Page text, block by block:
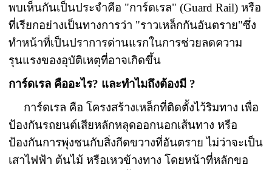
พบเห็นกันเป็นประจำคือ "การ์ดเรล" (Guard Rail) หรือ
ที่เรียกอย่างเป็นทางการว่า "ราวเหล็กกันอันตราย"ซึ่ง
ทำหน้าที่เป็นปราการด่านแรกในการช่วยลดความ
รุนแรงของอุบัติเหตุที่อาจเกิดขึ้น
การ์ดเรล คืออะไร? และทำไมถึงต้องมี ?
การ์ดเรล คือ โครงสร้างเหล็กที่ติดตั้งไว้ริมทาง เพื่อ
ป้องกันรถยนต์เสียหลักหลุดออกนอกเส้นทาง หรือ
ป้องกันการพุ่งชนกับสิ่งกีดขวางที่อันตราย ไม่ว่าจะเป็น
เสาไฟฟ้า ต้นไม้ หรือเหวข้างทาง โดยหน้าที่หลักขอ